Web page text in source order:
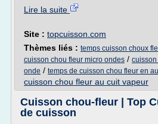
Lire la suite
Site : topcuisson.com
Thèmes liés : temps cuisson choux
cuisson chou fleur micro ondes /
onde / temps de cuisson chou fleur en
cuisson chou fleur au cuit vapeur
Cuisson chou-fleur | Top
de cuisson